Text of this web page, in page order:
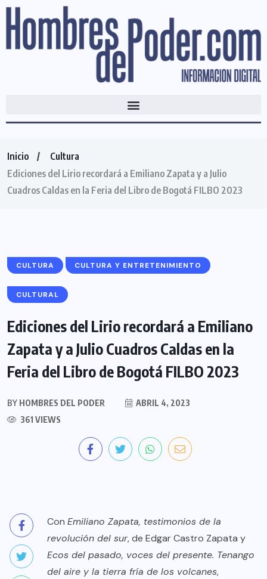
Inicio
Cultura
Ediciones del Lirio recordará a Emiliano Zapata y a Julio
Cuadros Caldas en la Feria del Libro de Bogotá FILBO 2023
CULTURA CULTURA Y ENTRETENIMIENTO
CULTURAL
Ediciones del Lirio recordará a Emiliano
Zapata y a Julio Cuadros Caldas en la
Feria del Libro de Bogotá FILBO 2023
BY HOMBRES DEL PODER
ABRIL 4, 2023
361 VIEWS
Con Emiliano Zapata, testimonios de la
revolución del sur, de Edgar Castro Zapata y
Ecos del pasado, voces del presente. Tenango
del aire y la tierra fría de los volcanes,